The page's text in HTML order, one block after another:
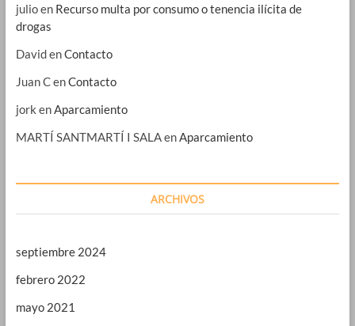
julioen Recurso multa por consumo o tenencia ilícita de
drogas
DavidenContacto
Juan CenContacto
jork en Aparcamiento
MARTÍ SANTMARTÍ I SALAen Aparcamiento
ARCHIVOS
septiembre 2024
febrero 2022
mayo 2021